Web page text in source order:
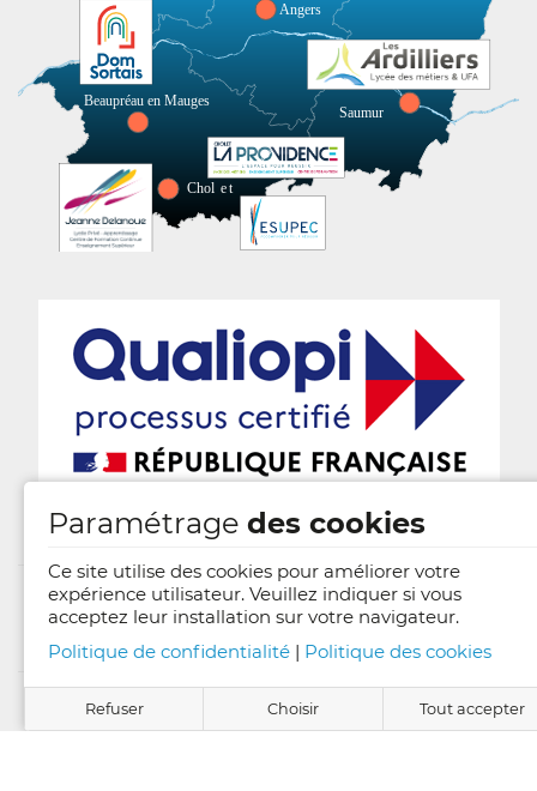
Paramétrage des cookies
Ce site utilise des cookies pour améliorer votre
expérience utilisateur. Veuillez indiquer si vous
acceptez leur installation sur votre navigateur.
Politique de confidentialité | Politique des cookies
Refuser Choisir Tout accepter
Mentions légales
Conditions générales de vente